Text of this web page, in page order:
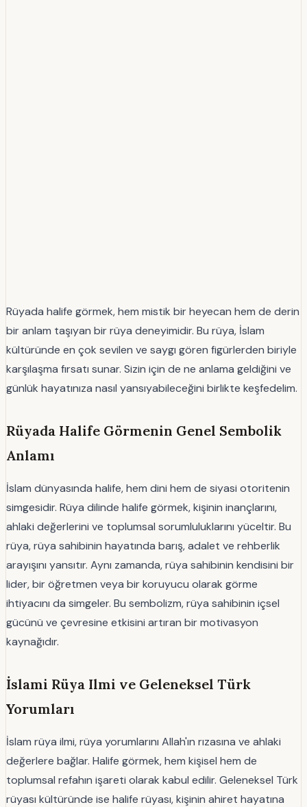
Rüyada halife görmek, hem mistik bir heyecan hem de derin
bir anlam taşıyan bir rüya deneyimidir. Bu rüya, İslam
kültüründe en çok sevilen ve saygı gören figürlerden biriyle
karşılaşma fırsatı sunar. Sizin için de ne anlama geldiğini ve
günlük hayatınıza nasıl yansıyabileceğini birlikte keşfedelim.
Rüyada Halife Görmenin Genel Sembolik
Anlamı
İslam dünyasında halife, hem dini hem de siyasi otoritenin
simgesidir. Rüya dilinde halife görmek, kişinin inançlarını,
ahlaki değerlerini ve toplumsal sorumluluklarını yüceltir. Bu
rüya, rüya sahibinin hayatında barış, adalet ve rehberlik
arayışını yansıtır. Aynı zamanda, rüya sahibinin kendisini bir
lider, bir öğretmen veya bir koruyucu olarak görme
ihtiyacını da simgeler. Bu sembolizm, rüya sahibinin içsel
gücünü ve çevresine etkisini artıran bir motivasyon
kaynağıdır.
İslami Rüya Ilmi ve Geleneksel Türk
Yorumları
İslam rüya ilmi, rüya yorumlarını Allah'ın rızasına ve ahlaki
değerlere bağlar. Halife görmek, hem kişisel hem de
toplumsal refahın işareti olarak kabul edilir. Geleneksel Türk
rüyası kültüründe ise halife rüyası, kişinin ahiret hayatına